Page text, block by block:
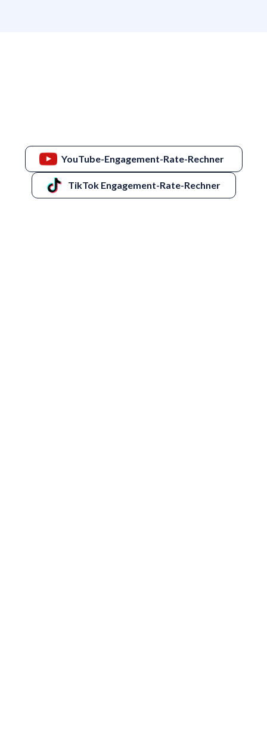
YouTube-Engagement-Rate-Rechner
TikTok Engagement-Rate-Rechner